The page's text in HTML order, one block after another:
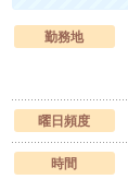
勤務地
曜日頻度
時間